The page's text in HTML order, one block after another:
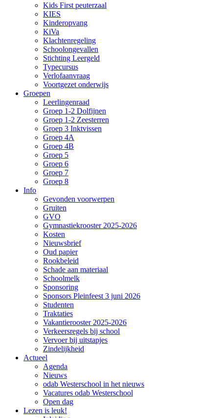
Kids First peuterzaal
KIES
Kinderopvang
KiVa
Klachtenregeling
Schoolongevallen
Stichting Leergeld
Typecursus
Verlofaanvraag
Voortgezet onderwijs
Groepen
Leerlingenraad
Groep 1-2 Dolfijnen
Groep 1-2 Zeesterren
Groep 3 Inktvissen
Groep 4A
Groep 4B
Groep 5
Groep 6
Groep 7
Groep 8
Info
Gevonden voorwerpen
Gruiten
GVO
Gymnastiekrooster 2025-2026
Kosten
Nieuwsbrief
Oud papier
Rookbeleid
Schade aan materiaal
Schoolmelk
Sponsoring
Sponsors Pleinfeest 3 juni 2026
Studenten
Traktaties
Vakantierooster 2025-2026
Verkeersregels bij school
Vervoer bij uitstapjes
Zindelijkheid
Actueel
Agenda
Nieuws
odab Westerschool in het nieuws
Vacatures odab Westerschool
Open dag
Lezen is leuk!